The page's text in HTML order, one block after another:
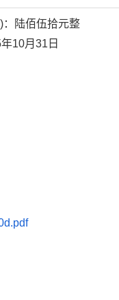
：陆佰伍拾元整
10月31日